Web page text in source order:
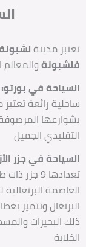
مدينةلشبونة
والمعالم
في بورتو:
رائعة تعتبر
المرصوفة
الجميل
في جزر الأزور:
البرتغالية
وتتميز
البحيرات